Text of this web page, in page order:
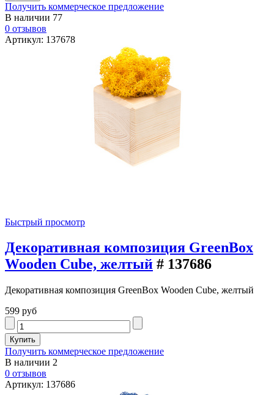
Получить коммерческое предложение
В наличии 77
0 отзывов
Артикул: 137678
Быстрый просмотр
Декоративная композиция GreenBox
Wooden Cube, желтый # 137686
Декоративная композиция GreenBox Wooden Cube, желтый
599 руб
Получить коммерческое предложение
В наличии 2
0 отзывов
Артикул: 137686